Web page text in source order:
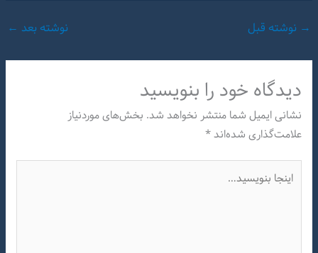
→ نوشته قبل نوشته بعد ←
دیدگاه‌ خود را بنویسید
نشانی ایمیل شما منتشر نخواهد شد. بخش‌های موردنیاز
علامت‌گذاری شده‌اند*
بنویسید…